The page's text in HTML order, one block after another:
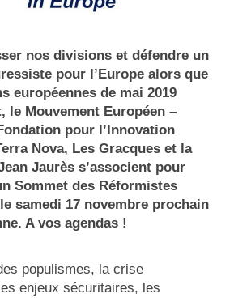
nos divisions et défendre un
pour l’Europe alors que
européennes de mai 2019
le Mouvement Européen –
pour l’Innovation
Nova, Les Gracques et la
Jaurès s’associent pour
Sommet des Réformistes
samedi 17 novembre prochain
A vos agendas !
populismes, la crise
enjeux sécuritaires, les